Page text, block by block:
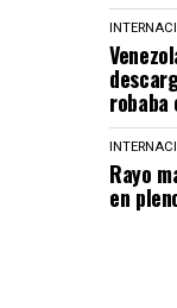
robaba
Rayo
en